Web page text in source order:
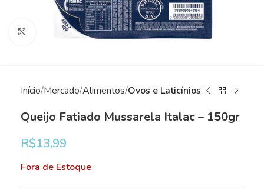
Clique para ampliar
Início Mercado Alimentos Ovos e Laticínios
Queijo Fatiado Mussarela Italac – 150gr
R$13,99
Fora de Estoque